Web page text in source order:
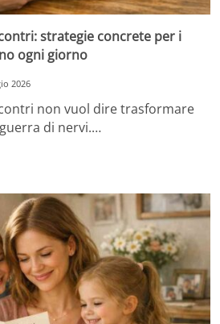
strategie concrete per i
ogni giorno
2026
non vuol dire trasformare
di nervi.…